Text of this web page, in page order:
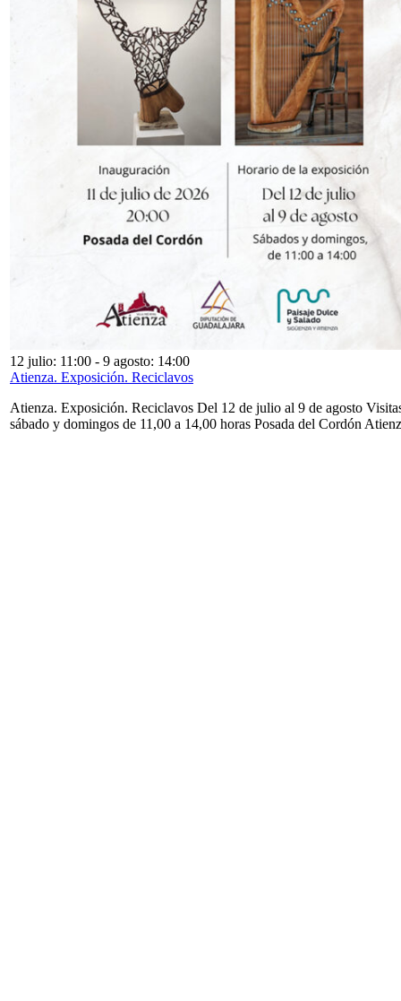
12 julio: 11:00 - 9 agosto: 14:00
Atienza. Exposición. Reciclavos
Atienza. Exposición. Reciclavos Del 12 de julio al 9 de agosto
sábado y domingos de 11,00 a 14,00 horas Posada del Cordón